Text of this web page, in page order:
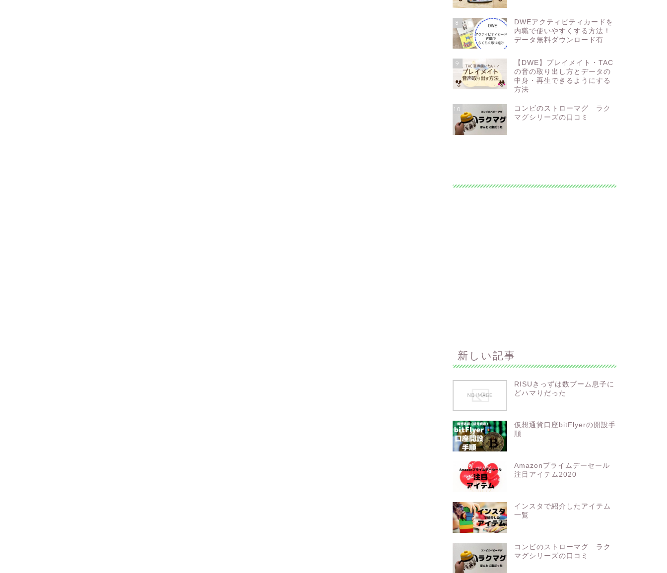
8
DWEアクティビティカードを
内職で使いやすくする方法！
データ無料ダウンロード有
9
【DWE】プレイメイト・TAC
の音の取り出し方とデータの
中身・再生できるようにする
方法
10
コンビのストローマグ ラク
マグシリーズの口コミ
新しい記事
RISUきっずは数ブーム息子に
どハマりだった
仮想通貨口座bitFlyerの開設手
順
Amazonプライムデーセール
注目アイテム2020
インスタで紹介したアイテム
一覧
コンビのストローマグ ラク
マグシリーズの口コミ